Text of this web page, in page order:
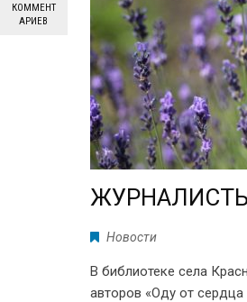
КОММЕНТ
АРИЕВ
Новости
В библиотеке села
авторов «Оду от